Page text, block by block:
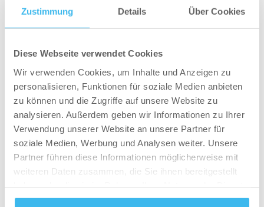
Zustimmung Details Über Cookies
Diese Webseite verwendet Cookies
Wir verwenden Cookies, um Inhalte und Anzeigen zu
personalisieren, Funktionen für soziale Medien anbieten
zu können und die Zugriffe auf unsere Website zu
analysieren. Außerdem geben wir Informationen zu Ihrer
Verwendung unserer Website an unsere Partner für
soziale Medien, Werbung und Analysen weiter. Unsere
Partner führen diese Informationen möglicherweise mit
weiteren Daten zusammen, die Sie ihnen bereitgestellt
gesammelt haben.
Gesetzmäßigkeiten.
du zu. Isst du weniger Kalorien, als du benötigst,
nimmst du ab.
Genau das ist der Schlüsselpunkt,
wenn du deinen Körper verändern möchtest.
Wenn du zu wenig isst, hat dein Körper
schlichtweg nicht genügend Baustoff, um neues
Gewebe herzustellen oder bestehendes zu
verdicken. Hunderte, Tausende ambitionierte
Sportler scheitern genau hier: Sie trainieren hart,
Workout und dennoch bleiben die Erfolge aus,